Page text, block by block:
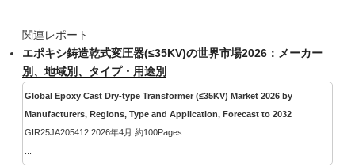
関連レポート
エポキシ鋳造乾式変圧器(≤35KV)の世界市場2026：メーカー
別、地域別、タイプ・用途別
Global Epoxy Cast Dry-type Transformer (≤35KV) Market 2026 by
Manufacturers, Regions, Type and Application, Forecast to 2032
GIR25JA205412 2026年4月 約100Pages